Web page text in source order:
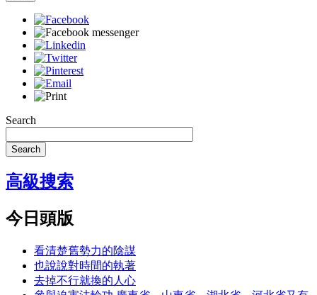
Search
Search
高級搜索
今日頭版
看清楚舊勢力的陰謀
也說說對時間的執著
去掉不行就換的人心